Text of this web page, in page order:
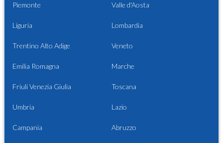
Piemonte Valle d'Aosta
Liguria Lombardia
Trentino Alto Adige Veneto
Emilia Romagna Marche
Friuli Venezia Giulia Toscana
Umbria Lazio
Campania Abruzzo